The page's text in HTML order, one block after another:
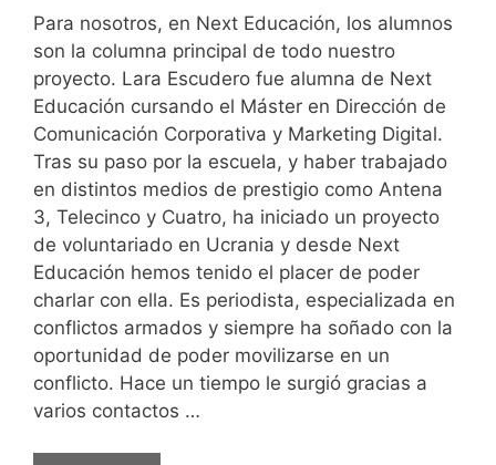
Para nosotros, en Next Educación, los alumnos
son la columna principal de todo nuestro
proyecto. Lara Escudero fue alumna de Next
Educación cursando el Máster en Dirección de
Comunicación Corporativa y Marketing Digital.
Tras su paso por la escuela, y haber trabajado
en distintos medios de prestigio como Antena
3, Telecinco y Cuatro, ha iniciado un proyecto
de voluntariado en Ucrania y desde Next
Educación hemos tenido el placer de poder
charlar con ella. Es periodista, especializada en
conflictos armados y siempre ha soñado con la
oportunidad de poder movilizarse en un
conflicto. Hace un tiempo le surgió gracias a
varios contactos …